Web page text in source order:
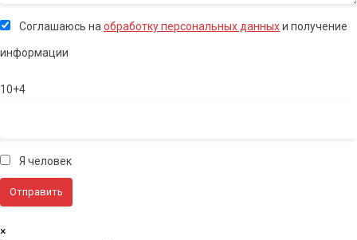
Соглашаюсь на обработку персональных данныхи получение
информации
10+4
Я человек
×